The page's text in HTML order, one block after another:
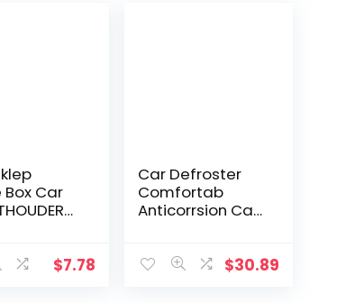
Box Car
$7.78
Car Defroster
Comfortab
Anticorrsion Car
voor lange $30.89